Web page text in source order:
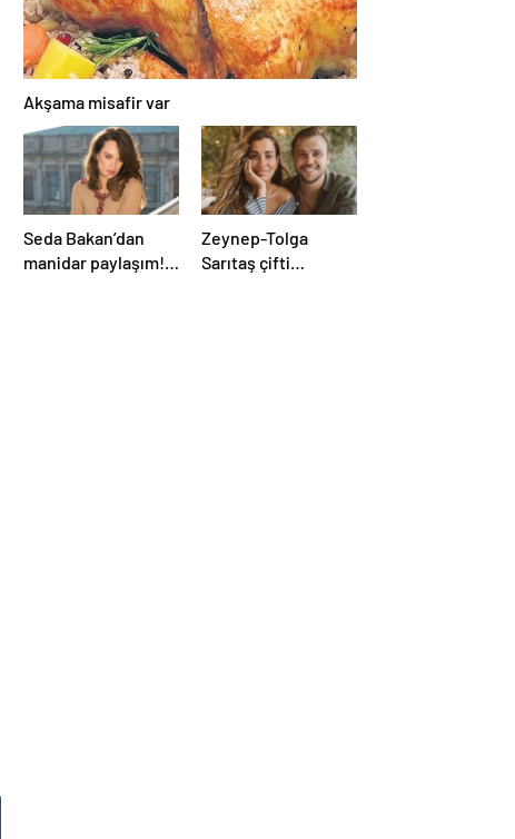
Akşama misafir var
Seda Bakan’dan
manidar paylaşım!
Zeynep-Tolga
Sarıtaş çifti